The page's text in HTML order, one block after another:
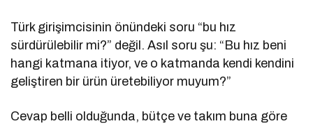
Türk girişimcisinin önündeki soru “bu hız
sürdürülebilir mi?” değil. Asıl soru şu: “Bu hız beni
hangi katmana itiyor, ve o katmanda kendi kendini
geliştiren bir ürün üretebiliyor muyum?”
Cevap belli olduğunda, bütçe ve takım buna göre